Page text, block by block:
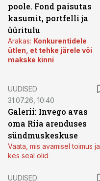
poole. Fond paisutas
kasumit, portfelli ja
üüritulu
Arakas: Konkurentidele
ütlen, et tehke järele või
makske kinni
UUDISED
31.07.26, 10:40
Galerii: Invego avas
oma Riia arenduses
sündmuskeskuse
Vaata, mis avamisel toimus ja
kes seal olid
UUDISED